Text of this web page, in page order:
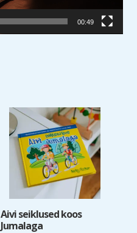
00:49
Aivi seiklused koos
Jumalaga